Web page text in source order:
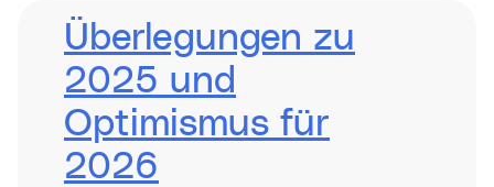
Überlegungen zu
2025 und
Optimismus für
2026